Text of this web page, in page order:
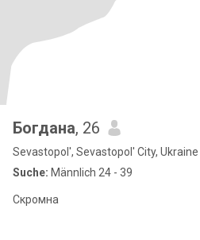
Богдана, 26
Sevastopol', Sevastopol' City, Ukraine
Suche: Männlich 24 - 39
Скромна